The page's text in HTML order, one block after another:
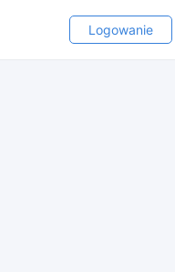
Logowanie